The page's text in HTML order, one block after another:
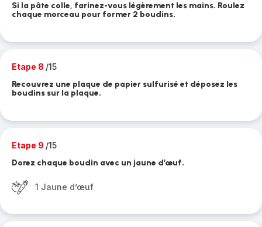
Si la pâte colle, farinez-vous légèrement les mains. Roulez
chaque morceau pour former 2 boudins.
Etape 8 /15
Recouvrez une plaque de papier sulfurisé et déposez les
boudins sur la plaque.
Etape 9 /15
Dorez chaque boudin avec un jaune d’œuf.
1 Jaune d’œuf